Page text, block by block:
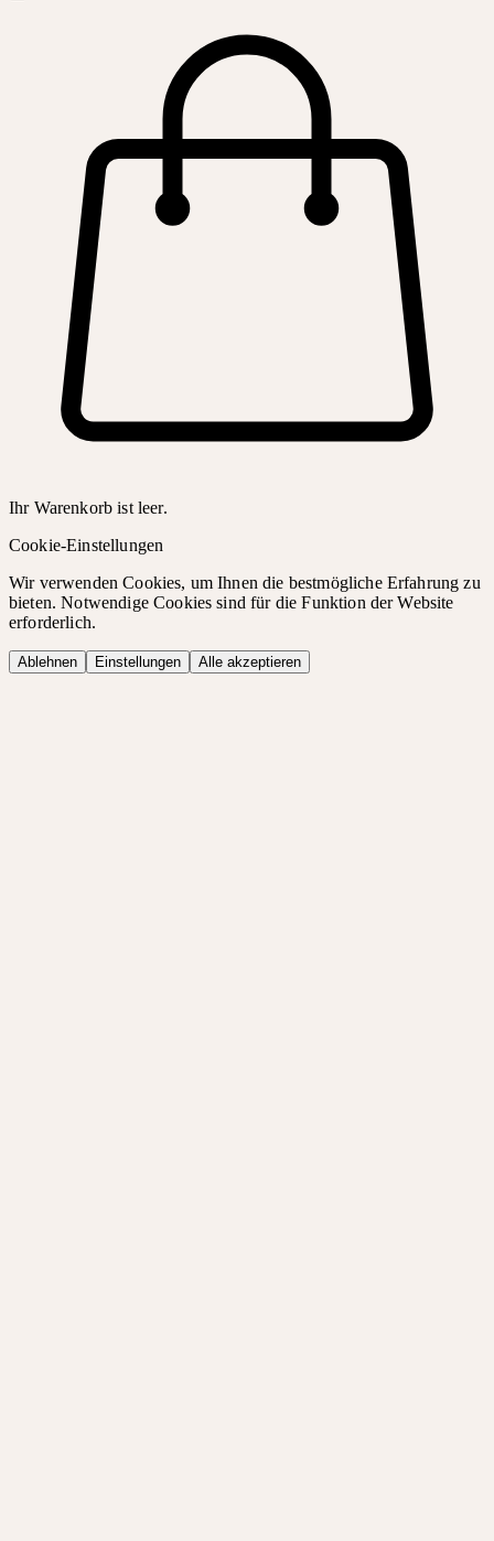
Ihr Warenkorb ist leer.
Cookie-Einstellungen
Wir verwenden Cookies, um Ihnen die bestmögliche Erfahrung zu
bieten. Notwendige Cookies sind für die Funktion der Website
erforderlich.
Ablehnen Einstellungen Alle akzeptieren